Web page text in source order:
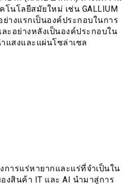
นโลยีสมัยใหม่ เช่น GALLIUM
ย่างแรกเป็นองค์ประกอบในการ
ะอย่างหลังเป็นองค์ประกอบใน
แสงและแผ่นโซล่าเซล
การแร่หายากและแร่ที่จำเป็นใน
งสินค้า IT และ AI นำมาสู่การ